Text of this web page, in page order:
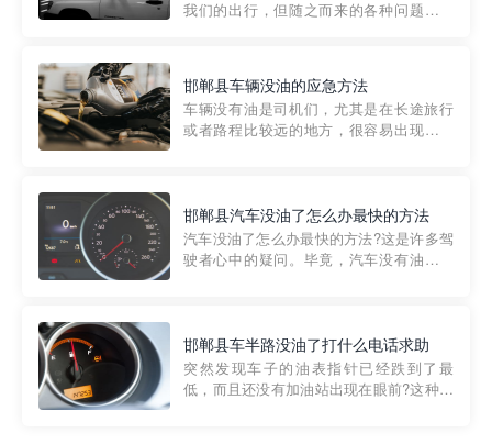
我们的出行，但随之而来的各种问题也让
紧急情况下，我们需要一种高效可靠的救
援方式。而这时，地库救援专...
邯郸县车辆没油的应急方法
车辆没有油是司机们，尤其是在长途旅行
或者路程比较远的地方，很容易出现这种
的送油师傅，解决没油的紧急情况。 首
先，让我们来了解一下穿...
邯郸县汽车没油了怎么办最快的方法
汽车没油了怎么办最快的方法?这是许多驾
驶者心中的疑问。毕竟，汽车没有油就无
越者小程序是一款专门解决汽车没油问题
的在线服务平台。通过...
邯郸县车半路没油了打什么电话求助
突然发现车子的油表指针已经跌到了最
低，而且还没有加油站出现在眼前?这种情